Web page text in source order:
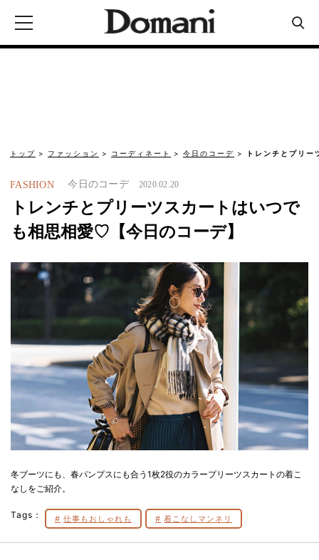
トップ ファッション コーディネート 今日のコーデ トレンチとプリ
FASHION 今日のコーデ 2020.02.20
トレンチとプリーツスカートはいつで
も相思相愛♡【今日のコーデ】
冬ブーツにも、春パンプスにも合う1枚2役のカラープリーツスカートの着こ
なしをご紹介。
Tags： 仕事もおしゃれも 着こなしマンネリ